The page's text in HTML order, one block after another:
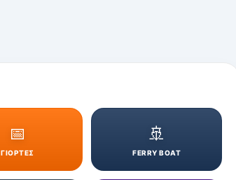
📅
ΓΙΟΡΤΕΣ
🚢
FERRY BOAT